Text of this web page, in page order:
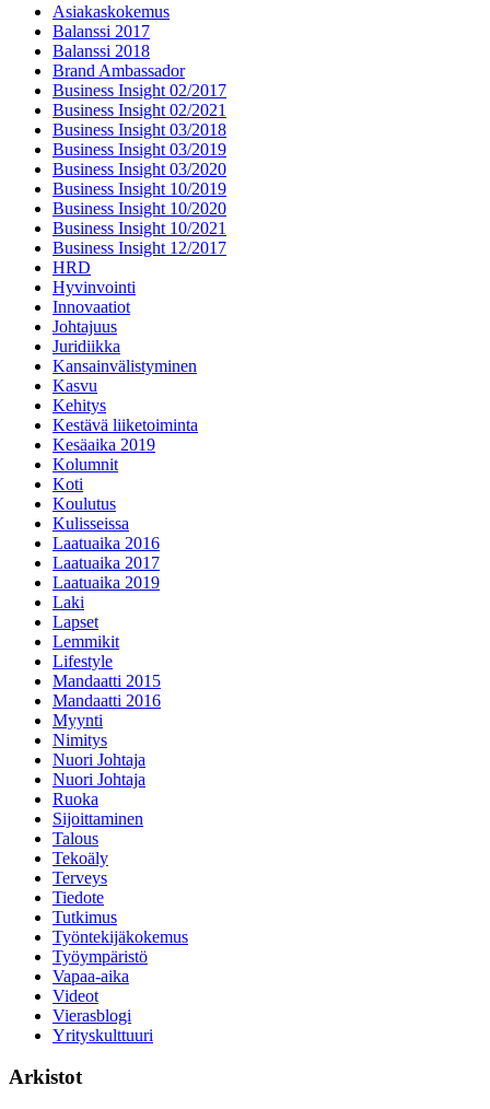
Asiakaskokemus
Balanssi 2017
Balanssi 2018
Brand Ambassador
Business Insight 02/2017
Business Insight 02/2021
Business Insight 03/2018
Business Insight 03/2019
Business Insight 03/2020
Business Insight 10/2019
Business Insight 10/2020
Business Insight 10/2021
Business Insight 12/2017
HRD
Hyvinvointi
Innovaatiot
Johtajuus
Juridiikka
Kansainvälistyminen
Kasvu
Kehitys
Kestävä liiketoiminta
Kesäaika 2019
Kolumnit
Koti
Koulutus
Kulisseissa
Laatuaika 2016
Laatuaika 2017
Laatuaika 2019
Laki
Lapset
Lemmikit
Lifestyle
Mandaatti 2015
Mandaatti 2016
Myynti
Nimitys
Nuori Johtaja
Nuori Johtaja
Ruoka
Sijoittaminen
Talous
Tekoäly
Terveys
Tiedote
Tutkimus
Työntekijäkokemus
Työympäristö
Vapaa-aika
Videot
Vierasblogi
Yrityskulttuuri
Arkistot